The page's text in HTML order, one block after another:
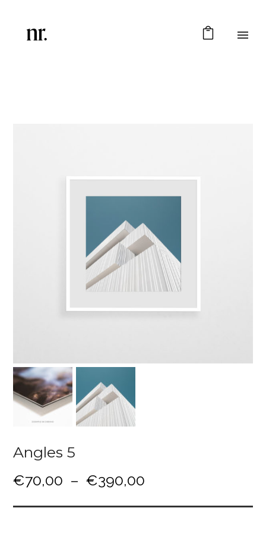
Angles 5
€70,00 – €390,00
a